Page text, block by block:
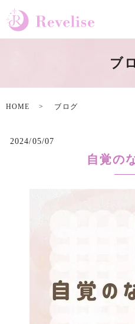
ブ
HOME ブログ
2024/05/07
自覚の